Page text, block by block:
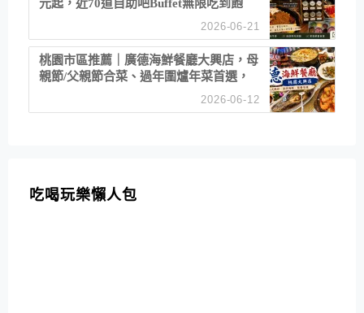
元起，近70道自助吧Buffet無限吃到飽
2026-06-21
桃園市區推薦｜廣德海鮮餐廳大興店，母
親節/父親節合菜、過年圍爐年菜首選，
2026-06-12
吃喝玩樂懶人包